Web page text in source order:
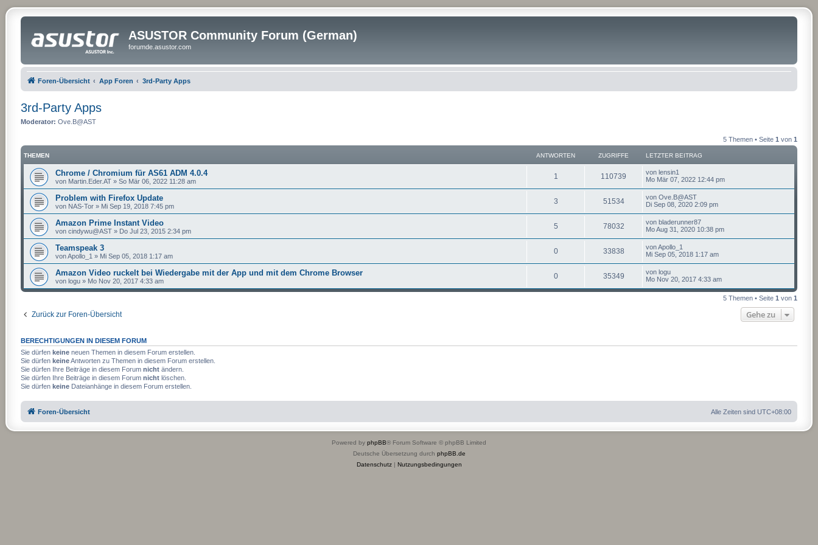
ASUSTOR Community Forum (German)
forumde.asustor.com
Foren-Übersicht App Foren 3rd-Party Apps
3rd-Party Apps
Moderator: Ove.B@AST
5 Themen • Seite1 von1
THEMEN ANTWORTEN ZUGRIFFE LETZTER BEITRAG
Chrome / Chromium für AS61 ADM 4.0.4
von Martin.Eder.AT» So Mär 06, 2022 11:28 am
1 110739 vonlensin1
Mo Mär 07, 2022 12:44 pm
Problem with Firefox Update
von NAS-Tor» Mi Sep 19, 2018 7:45 pm
3 51534 vonOve.B@AST
Di Sep 08, 2020 2:09 pm
Amazon Prime Instant Video
von cindywu@AST» Do Jul 23, 2015 2:34 pm
5 78032 vonbladerunner87
Mo Aug 31, 2020 10:38 pm
Teamspeak 3
vonApollo_1 » Mi Sep 05, 2018 1:17 am
0 33838 vonApollo_1
Mi Sep 05, 2018 1:17 am
Amazon Video ruckelt bei Wiedergabe mit der App und mit dem Chrome Browser
von logu» Mo Nov 20, 2017 4:33 am
0 35349 vonlogu
Mo Nov 20, 2017 4:33 am
5 Themen • Seite1 von1
Zurück zur Foren-Übersicht Gehe zu
BERECHTIGUNGEN IN DIESEM FORUM
Sie dürfen keineneuen Themen in diesem Forum erstellen.
Sie dürfen keineAntworten zu Themen in diesem Forum erstellen.
Sie dürfen Ihre Beiträge in diesem Forum nichtändern.
Sie dürfen Ihre Beiträge in diesem Forum nichtlöschen.
Sie dürfen keineDateianhänge in diesem Forum erstellen.
Foren-Übersicht Alle Zeiten sind UTC+08:00
Powered by phpBB® Forum Software © phpBB Limited
Deutsche Übersetzung durch phpBB.de
Datenschutz| Nutzungsbedingungen